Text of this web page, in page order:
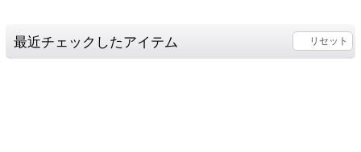
最近チェックしたアイテム リセット